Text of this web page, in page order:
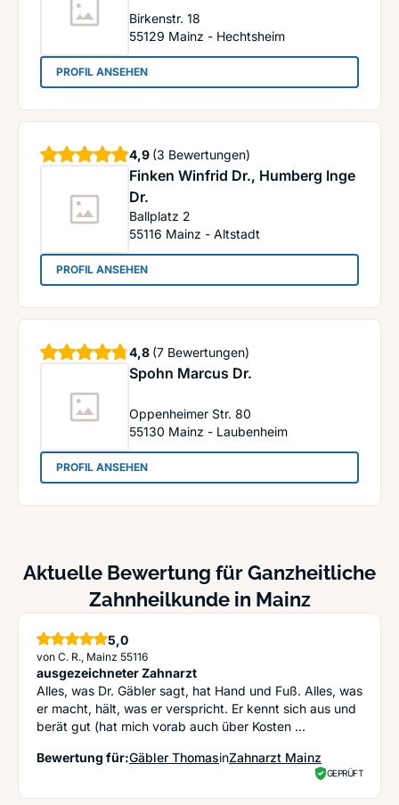
Birkenstr. 18
55129 Mainz - Hechtsheim
PROFIL ANSEHEN: Zahnarztpraxis C. Dilaver
Finken Winfrid Dr., Humberg Inge
Dr.
Ballplatz 2
55116 Mainz - Altstadt
4,9 Sterne
(3 Bewertungen)
PROFIL ANSEHEN: Finken Winfrid Dr., Humberg Inge Dr.
Spohn Marcus Dr.
Oppenheimer Str. 80
55130 Mainz - Laubenheim
4,8 Sterne
(7 Bewertungen)
PROFIL ANSEHEN: Spohn Marcus Dr.
Aktuelle Bewertung für Ganzheitliche
Zahnheilkunde in Mainz
5,0Sterne
von C. R., Mainz 55116
ausgezeichneter Zahnarzt
Alles, was Dr. Gäbler sagt, hat Hand und Fuß. Alles, was
er macht, hält, was er verspricht. Er kennt sich aus und
berät gut (hat mich vorab auch über Kosten ...
Bewertung für:Gäbler ThomasinZahnarzt Mainz
GEPRÜFT